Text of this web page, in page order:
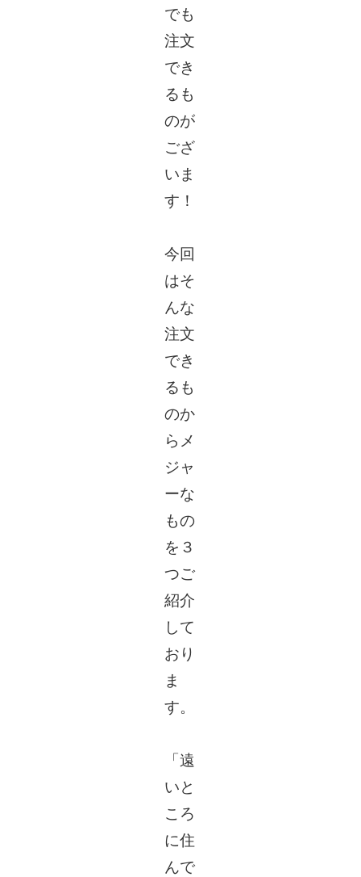
でも
注文
でき
るも
のが
ござ
いま
す！
今回
はそ
んな
注文
でき
るも
のか
らメ
ジャ
ーな
もの
を３
つご
紹介
して
おり
ま
す。
「遠
いと
ころ
に住
んで